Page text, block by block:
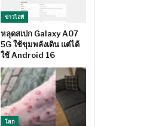
ข่าวไอที
หลุดสเปก Galaxy A07
5G ใช้ขุมพลังเดิน แต่ได้
ใช้ Android 16
โลก